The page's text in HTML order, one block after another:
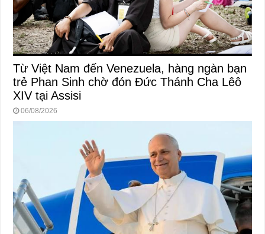
Từ Việt Nam đến Venezuela, hàng ngàn bạn
trẻ Phan Sinh chờ đón Đức Thánh Cha Lêô
XIV tại Assisi
06/08/2026